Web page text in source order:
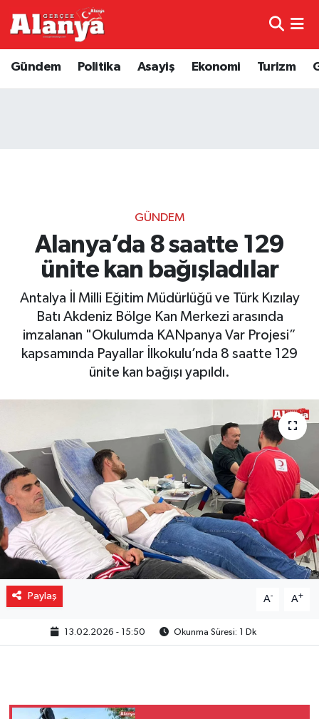
Gündem Politika Asayiş Ekonomi Turizm
GÜNDEM
Alanya’da 8 saatte 129
ünite kan bağışladılar
Antalya İl Milli Eğitim Müdürlüğü ve Türk Kızılay
Batı Akdeniz Bölge Kan Merkezi arasında
imzalanan "Okulumda KANpanya Var Projesi”
kapsamında Payallar İlkokulu’nda 8 saatte 129
ünite kan bağışı yapıldı.
Paylaş A- A+
13.02.2026 - 15:50 Okunma Süresi: 1 Dk
Genel
Diğer
Dünya
Ekonomi
Gizlilik İlkeleri - Privacy Policy
Politika
Spor
Turizm
Trafik Durumu
Haber Arşivi